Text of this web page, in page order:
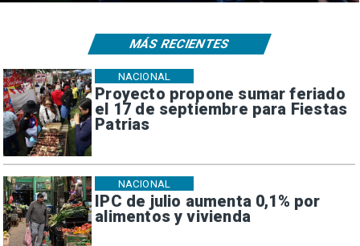
Proyecto propone sumar feriado
el 17 de septiembre para Fiestas
Patrias
NACIONAL
IPC de julio aumenta 0,1% por
alimentos y vivienda
NACIONAL
MÁS RECIENTES